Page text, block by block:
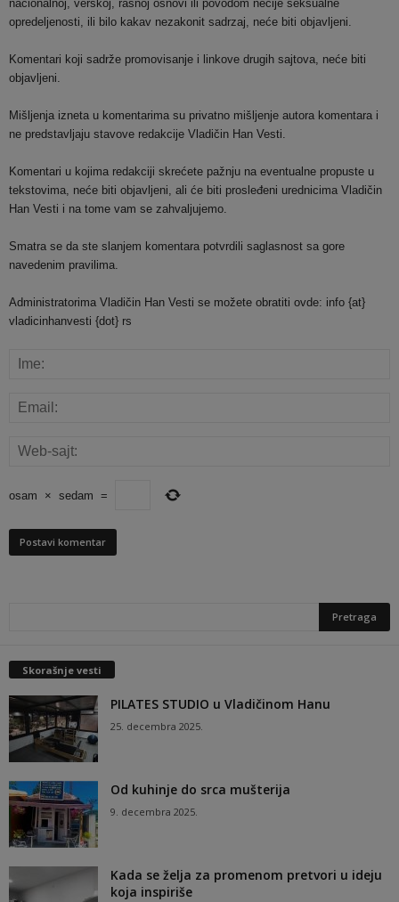
nacionalnoj, verskoj, rasnoj osnovi ili povodom nečije seksualne
opredeljenosti, ili bilo kakav nezakonit sadrzaj, neće biti objavljeni.
Komentari koji sadrže promovisanje i linkove drugih sajtova, neće biti
objavljeni.
Mišljenja izneta u komentarima su privatno mišljenje autora komentara i
ne predstavljaju stavove redakcije Vladičin Han Vesti.
Komentari u kojima redakciji skrećete pažnju na eventualne propuste u
tekstovima, neće biti objavljeni, ali će biti prosleđeni urednicima Vladičin
Han Vesti i na tome vam se zahvaljujemo.
Smatra se da ste slanjem komentara potvrdili saglasnost sa gore
navedenim pravilima.
Administratorima Vladičin Han Vesti se možete obratiti ovde: info {at}
vladicinhanvesti {dot} rs
osam × sedam =
Skorašnje vesti
PILATES STUDIO u Vladičinom Hanu
25. decembra 2025.
Od kuhinje do srca mušterija
9. decembra 2025.
Kada se želja za promenom pretvori u ideju
koja inspiriše